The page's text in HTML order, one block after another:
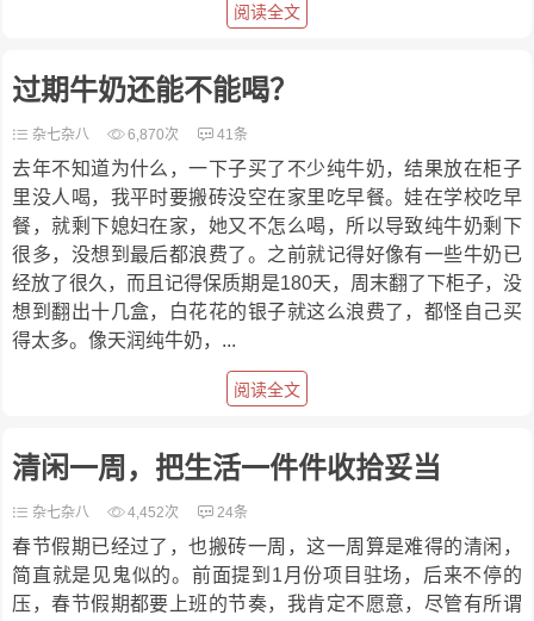
阅读全文
过期牛奶还能不能喝？
杂七杂八 6,870次 41条
去年不知道为什么，一下子买了不少纯牛奶，结果放在柜子
里没人喝，我平时要搬砖没空在家里吃早餐。娃在学校吃早
餐，就剩下媳妇在家，她又不怎么喝，所以导致纯牛奶剩下
很多，没想到最后都浪费了。之前就记得好像有一些牛奶已
经放了很久，而且记得保质期是180天，周末翻了下柜子，没
想到翻出十几盒，白花花的银子就这么浪费了，都怪自己买
得太多。像天润纯牛奶，...
阅读全文
清闲一周，把生活一件件收拾妥当
杂七杂八 4,452次 24条
春节假期已经过了，也搬砖一周，这一周算是难得的清闲，
简直就是见鬼似的。前面提到1月份项目驻场，后来不停的
压，春节假期都要上班的节奏，我肯定不愿意，尽管有所谓